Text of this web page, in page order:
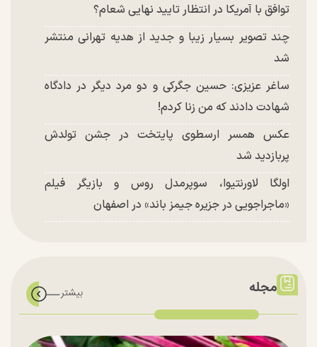
توافق با آمریکا در انتظار تایید نهایی شعام؟
چند تصویر بسیار زیبا و جدید از هدیه تهرانی منتشر
شد
ساغر عزیزی: حسین جگرکی و دو مرد دیگر در دادگاه
شهادت دادند که من زنا کردم!
عکس همسر ارسطوی پایتخت در جشن تولدش
پربازدید شد
اولگا لاورنتیوا، سوپرمدل روس و بازیگر فیلم
«ماجراجویی در جزیره جیمز باند» در اصفهان
مجله